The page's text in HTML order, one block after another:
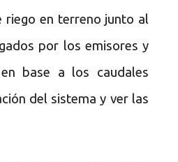
riego en terreno junto al
por los emisores y
base a los caudales
del sistema y ver las